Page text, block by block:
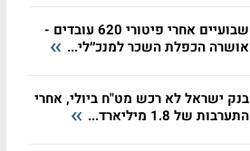
שבועיים אחרי פיטורי 620 עובדים -
אושרה הכפלת השכר למנכ״לי...
בנק ישראל לא רכש מט"ח ביולי, אחרי
התערבות של 1.8 מיליארד...